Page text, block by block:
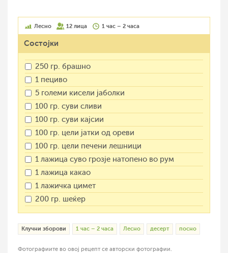
Лесно 12 лица 1 час – 2 часа
Состојки
250 гр. брашно
1 пециво
5 големи кисели јаболки
100 гр. суви сливи
100 гр. суви кајсии
100 гр. цели јатки од ореви
100 гр. цели печени лешници
1 лажица суво грозје натопено во рум
1 лажица какао
1 лажичка цимет
200 гр. шеќер
Клучни зборови 1 час – 2 часа Лесно десерт посно
Фотографиите во овој рецепт се авторски фотографии.